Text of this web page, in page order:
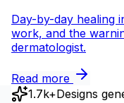
Day-by-day healing
work, and the
dermatologist.
Read more
1.7k+Designs